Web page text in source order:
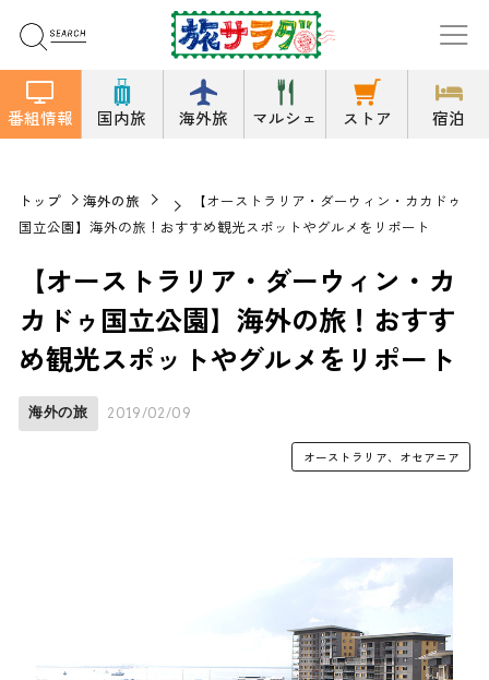
番組情報 国内旅 海外旅 マルシェ ストア 宿泊
トップ 海外の旅
【オーストラリア・ダーウィン・カカドゥ
国立公園】海外の旅！おすすめ観光スポットやグルメをリポート
【オーストラリア・ダーウィン・カ
カドゥ国立公園】海外の旅！おすす
め観光スポットやグルメをリポート
海外の旅 2019/02/09
オーストラリア、オセアニア